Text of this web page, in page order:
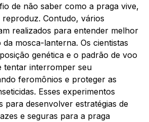
de não saber como a praga vive,
Contudo, vários
realizados para entender melhor
mosca-lanterna. Os cientistas
genética e o padrão de voo
tentar interromper seu
feromônios e proteger as
Esses experimentos
para desenvolver estratégias de
e seguras para a praga